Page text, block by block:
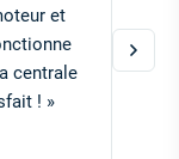
dès le
son
nous